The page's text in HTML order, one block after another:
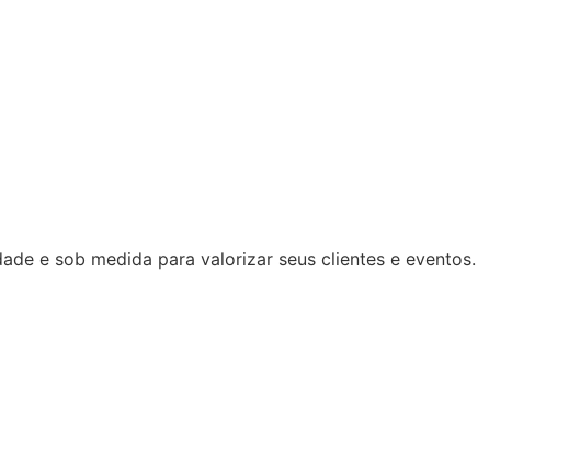
e sob medida para valorizar seus clientes e eventos.